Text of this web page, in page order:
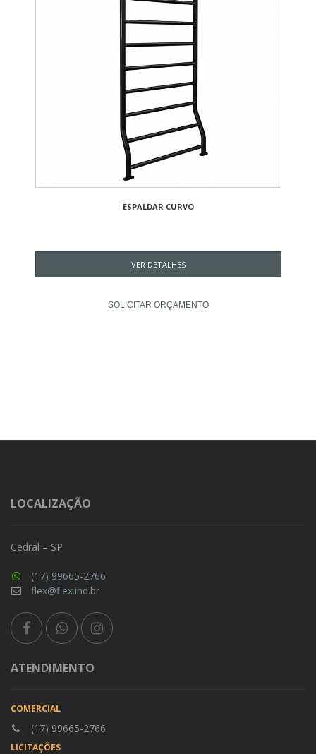
ESPALDAR CURVO
VER DETALHES
SOLICITAR ORÇAMENTO
LOCALIZAÇÃO
Cedral – SP
(17) 99665-2766
flex@flex.ind.br
ATENDIMENTO
COMERCIAL
(17) 99665-2766
LICITAÇÕES